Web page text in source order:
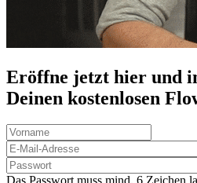
Eröffne jetzt hier und
Deinen kostenlosen